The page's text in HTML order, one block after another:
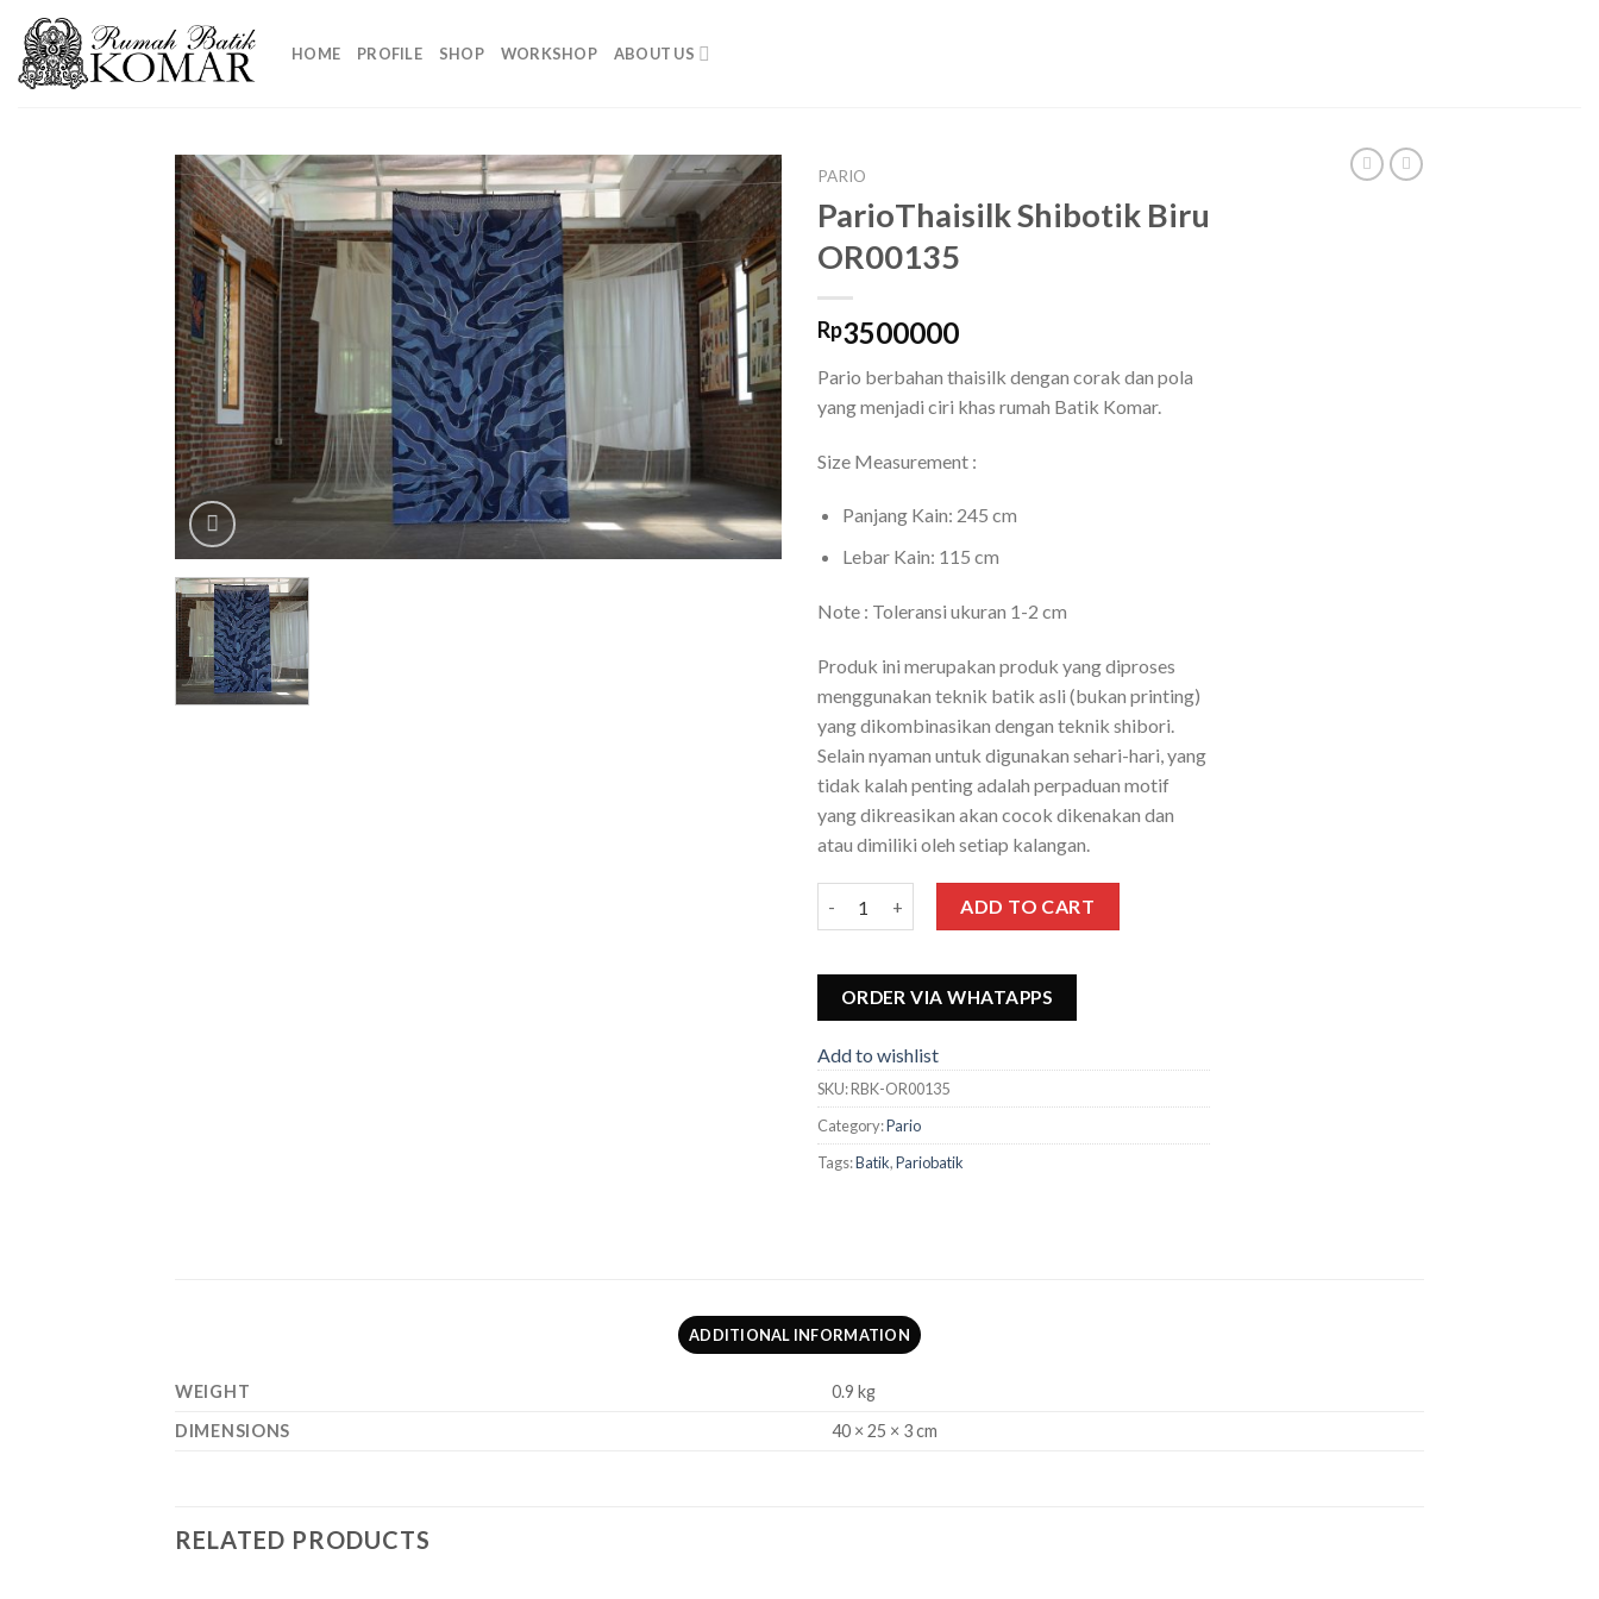
content
HOME PROFILE SHOP WORKSHOP ABOUT US
Add to
wishlist
PARIO
ParioThaisilk Shibotik Biru
OR00135
Rp3500000
Pario berbahan thaisilk dengan corak dan pola
yang menjadi ciri khas rumah Batik Komar.
Size Measurement :
Panjang Kain: 245 cm
Lebar Kain: 115 cm
Note : Toleransi ukuran 1-2 cm
Produk ini merupakan produk yang diproses
menggunakan teknik batik asli (bukan printing)
yang dikombinasikan dengan teknik shibori.
Selain nyaman untuk digunakan sehari-hari, yang
tidak kalah penting adalah perpaduan motif
yang dikreasikan akan cocok dikenakan dan
atau dimiliki oleh setiap kalangan.
ADD TO CART
ORDER VIA WHATAPPS
Add to wishlist
SKU:RBK-OR00135
Category:Pario
Tags:Batik,Pariobatik
ADDITIONAL INFORMATION
WEIGHT
0.9 kg
DIMENSIONS
40 × 25 × 3 cm
RELATED PRODUCTS